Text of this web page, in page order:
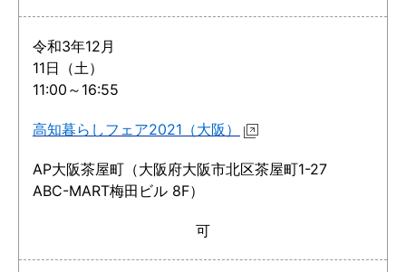
令和3年12月
11日（土）
11:00～16:55
高知暮らしフェア2021（大阪）
AP大阪茶屋町（大阪府大阪市北区茶屋町1-27
ABC-MART梅田ビル 8F）
可